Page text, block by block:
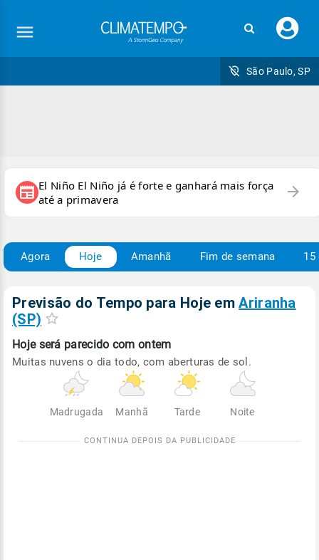
seu
São Paulo, SP
newspaper El Niño El Niño já é forte e ganhará mais força
até a primavera
arrow_forward
Agora Hoje Amanhã Fim de semana 15
Previsão do Tempo para Hoje emAriranha
(SP)
Hoje será parecido com ontem
Muitas nuvens o dia todo, com aberturas de sol.
Madrugada Manhã Tarde Noite